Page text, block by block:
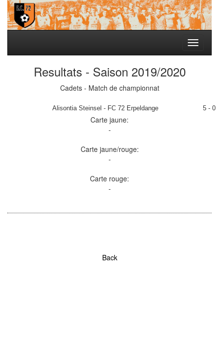
Toggle
Resultats - Saison 2019/2020
Cadets - Match de championnat
Alisontia Steinsel - FC 72 Erpeldange 5 - 0
Carte jaune:
-
Carte jaune/rouge:
-
Carte rouge:
-
Back